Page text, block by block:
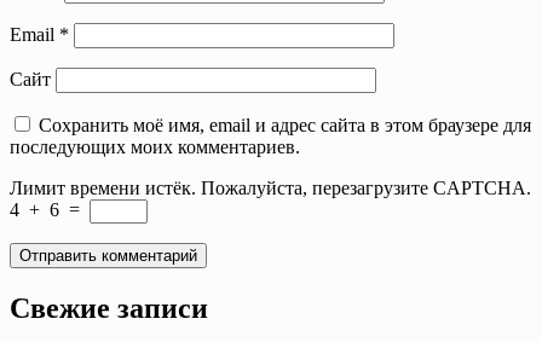
Email *
Сайт
Сохранить моё имя, email и адрес сайта в этом браузере для
последующих моих комментариев.
Лимит времени истёк. Пожалуйста, перезагрузите CAPTCHA.
4 + 6 =
Свежие записи